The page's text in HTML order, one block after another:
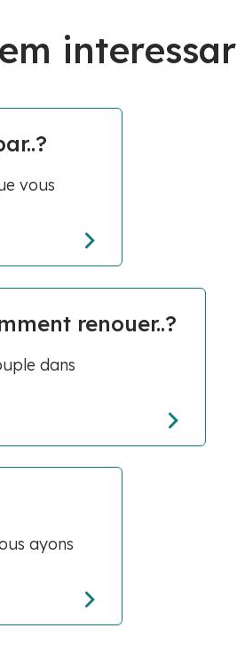
interessar
vous
renouer..?
dans
ayons